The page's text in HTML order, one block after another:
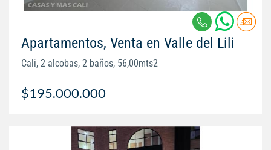
Apartamentos, Venta en Valle del Lili
Cali, 2 alcobas, 2 baños, 56,00mts2
$195.000.000